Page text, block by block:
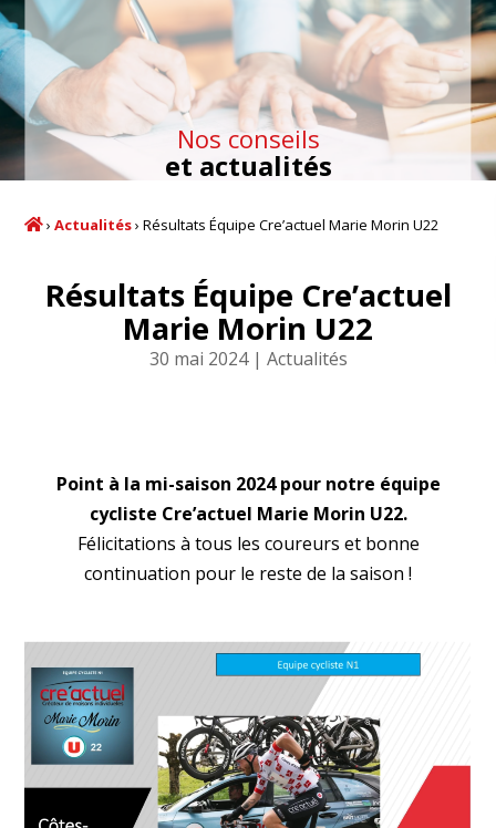
Nos conseils
et actualités
›Actualités›Résultats Équipe Cre’actuel Marie Morin U22
Résultats Équipe Cre’actuel
Marie Morin U22
30 mai 2024 Actualités
Point à la mi-saison 2024 pour notre équipe
cycliste Cre’actuel Marie Morin U22.
Félicitations à tous les coureurs et bonne
continuation pour le reste de la saison !